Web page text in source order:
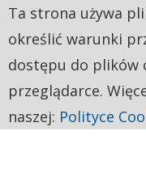
Ta strona używa
określić warunki
dostępu do plików
przeglądarce.
naszej: Polityce